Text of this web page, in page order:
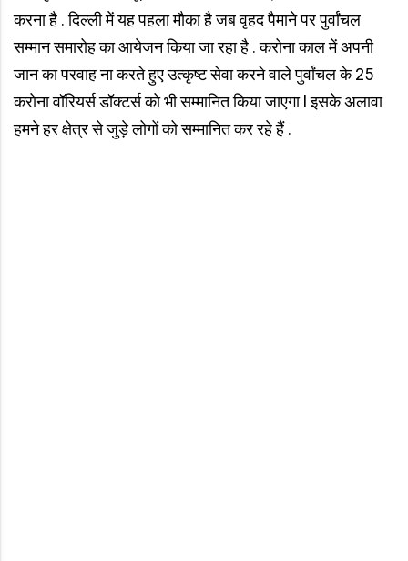
करना है . दिल्ली में यह पहला मौका है जब वृहद पैमाने पर पुर्वांचल
सम्मान समारोह का आयेजन किया जा रहा है . करोना काल में अपनी
जान का परवाह ना करते हुए उत्कृष्ट सेवा करने वाले पुर्वांचल के 25
करोना वॉरियर्स डॉक्टर्स को भी सम्मानित किया जाएगा l इसके अलावा
हमने हर क्षेत्र से जुड़े लोगों को सम्मानित कर रहे हैं .